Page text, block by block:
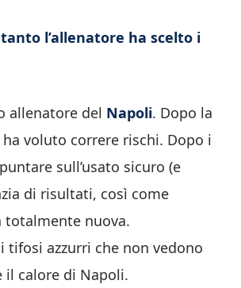
l’allenatore ha scelto i
allenatore del Napoli. Dopo la
voluto correre rischi. Dopo i
sull’usato sicuro (e
di risultati, così come
totalmente nuova.
tifosi azzurri che non vedono
il calore di Napoli.